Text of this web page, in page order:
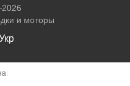
и моторы